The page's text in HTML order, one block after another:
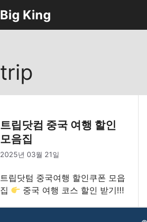
Big King
trip
트립닷컴 중국 여행 할인
모음집
2025년 03월 21일
트립닷텀 중국여행 할인쿠폰 모읍
집
중국 여행 코스 할인 받기!!!